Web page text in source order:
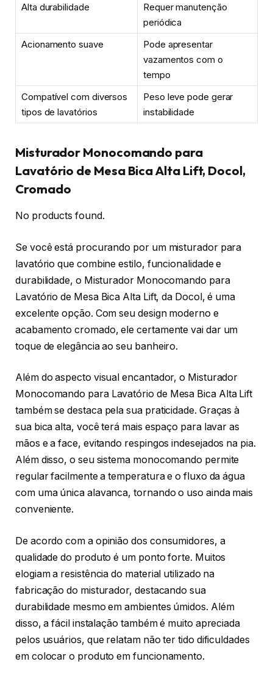
Alta durabilidade
Requer manutenção
periódica
Acionamento suave
Pode apresentar
vazamentos com o
tempo
Compatível com diversos
tipos de lavatórios
Peso leve pode gerar
instabilidade
Misturador Monocomando para
Lavatório de Mesa Bica Alta Lift, Docol,
Cromado
No products found.
Se você está procurando por um misturador para
lavatório que combine estilo, funcionalidade e
durabilidade, o Misturador Monocomando para
Lavatório de Mesa Bica Alta Lift, da Docol, é uma
excelente opção. Com seu design moderno e
acabamento cromado, ele certamente vai dar um
toque de elegância ao seu banheiro.
Além do aspecto visual encantador, o Misturador
Monocomando para Lavatório de Mesa Bica Alta Lift
também se destaca pela sua praticidade. Graças à
sua bica alta, você terá mais espaço para lavar as
mãos e a face, evitando respingos indesejados na pia.
Além disso, o seu sistema monocomando permite
regular facilmente a temperatura e o fluxo da água
com uma única alavanca, tornando o uso ainda mais
conveniente.
De acordo com a opinião dos consumidores, a
qualidade do produto é um ponto forte. Muitos
elogiam a resistência do material utilizado na
fabricação do misturador, destacando sua
durabilidade mesmo em ambientes úmidos. Além
disso, a fácil instalação também é muito apreciada
pelos usuários, que relatam não ter tido dificuldades
em colocar o produto em funcionamento.